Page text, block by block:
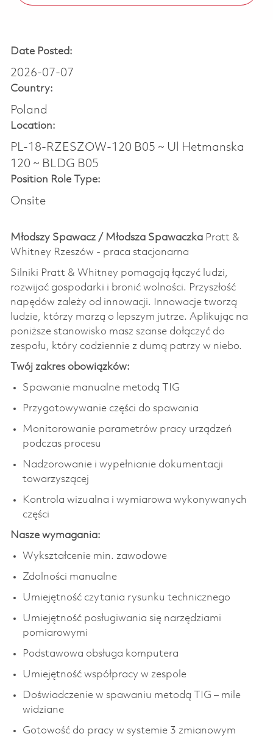
Date Posted:
2026-07-07
Country:
Poland
Location:
PL-18-RZESZOW-120 B05 ~ Ul Hetmanska
120 ~ BLDG B05
Position Role Type:
Onsite
Młodszy Spawacz / Młodsza SpawaczkaPratt &
Whitney Rzeszów - praca stacjonarna
Silniki Pratt & Whitney pomagają łączyć ludzi,
rozwijać gospodarki i bronić wolności. Przyszłość
napędów zależy od innowacji. Innowacje tworzą
ludzie, którzy marzą o lepszym jutrze. Aplikując na
poniższe stanowisko masz szanse dołączyć do
zespołu, który codziennie z dumą patrzy w niebo.
Twój zakres obowiązków:
Spawanie manualne metodą TIG
Przygotowywanie części do spawania
Monitorowanie parametrów pracy urządzeń
podczas procesu
Nadzorowanie i wypełnianie dokumentacji
towarzyszącej
Kontrola wizualna i wymiarowa wykonywanych
części
Nasze wymagania:
Wykształcenie min. zawodowe
Zdolności manualne
Umiejętność czytania rysunku technicznego
Umiejętność posługiwania się narzędziami
pomiarowymi
Podstawowa obsługa komputera
Umiejętność współpracy w zespole
Doświadczenie w spawaniu metodą TIG – mile
widziane
Gotowość do pracy w systemie 3 zmianowym